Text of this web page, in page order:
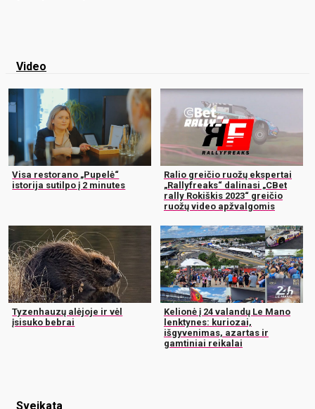
Video
Visa restorano „Pupelė“
istorija sutilpo į 2 minutes
Ralio greičio ruožų ekspertai
„Rallyfreaks“ dalinasi „CBet
rally Rokiškis 2023“ greičio
ruožų video apžvalgomis
Tyzenhauzų alėjoje ir vėl
įsisuko bebrai
Kelionė į 24 valandų Le Mano
lenktynes: kuriozai,
išgyvenimas, azartas ir
gamtiniai reikalai
Sveikata